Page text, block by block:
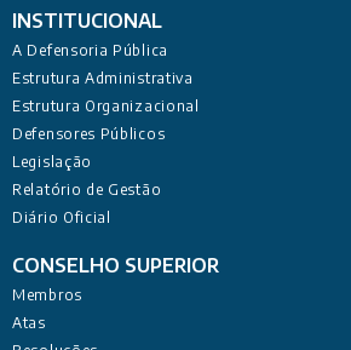
INSTITUCIONAL
A Defensoria Pública
Estrutura Administrativa
Estrutura Organizacional
Defensores Públicos
Legislação
Relatório de Gestão
Diário Oficial
CONSELHO SUPERIOR
Membros
Atas